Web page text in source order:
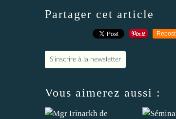
Partager cet article
Repost
S'inscrire à la newsletter
Vous aimerez aussi :